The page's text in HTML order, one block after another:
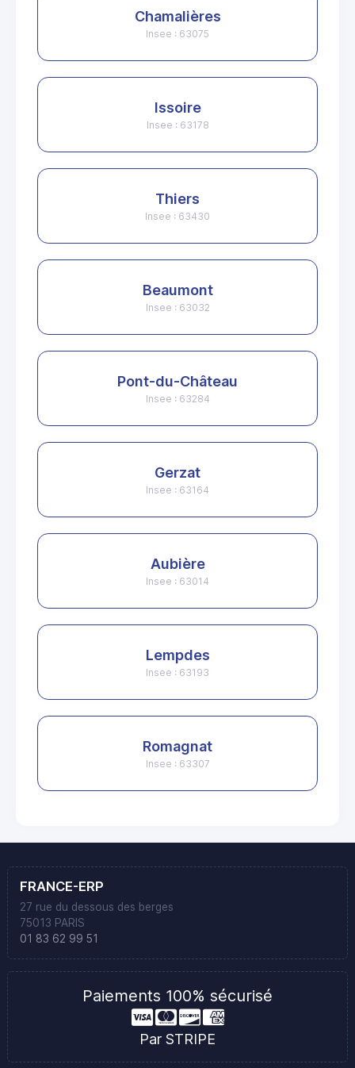
Chamalières
Insee : 63075
Issoire
Insee : 63178
Thiers
Insee : 63430
Beaumont
Insee : 63032
Pont-du-Château
Insee : 63284
Gerzat
Insee : 63164
Aubière
Insee : 63014
Lempdes
Insee : 63193
Romagnat
Insee : 63307
FRANCE-ERP
27 rue du dessous des berges
75013 PARIS
01 83 62 99 51
Paiements 100% sécurisé
Par STRIPE